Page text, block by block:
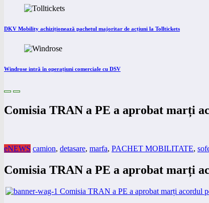
DKV Mobility achiziționează pachetul majoritar de acțiuni la Tolltickets
Windrose intră în operațiuni comerciale cu DSV
Comisia TRAN a PE a aprobat marți
eNEWS camion, detasare, marfa, PACHET MOBILITATE,
Comisia TRAN a PE a aprobat marți